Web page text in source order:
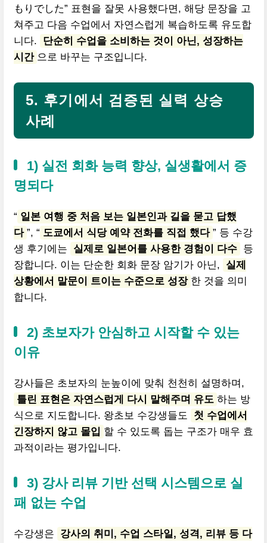
もりでした” 표현을 잘못 사용했다면, 해당 문장을 고
쳐주고 다음 수업에서 자연스럽게 복습하도록 유도합
니다.
단순히 수업을 소비하는 것이 아닌, 성장하는
시간 으로 바꾸는 구조입니다.
5. 후기에서 검증된 실력 상승
사례
1) 실전 회화 능력 향상, 실생활에서 증
명되다
“ 일본 여행 중 처음 보는 일본인과 길을 묻고 답했
다 ”, “ 도쿄에서 식당 예약 전화를 직접 했다 ” 등 수강
생 후기에는
실제로 일본어를 사용한 경험이 다수 등
장합니다. 이는 단순한 회화 문장 암기가 아닌,
실제
상황에서 말문이 트이는 수준으로 성장 한 것을 의미
합니다.
2) 초보자가 안심하고 시작할 수 있는
이유
강사들은 초보자의 눈높이에 맞춰 천천히 설명하며,
틀린 표현은 자연스럽게 다시 말해주며 유도 하는 방
식으로 지도합니다. 왕초보 수강생들도
첫 수업에서
긴장하지 않고 몰입 할 수 있도록 돕는 구조가 매우 효
과적이라는 평가입니다.
3) 강사 리뷰 기반 선택 시스템으로 실
패 없는 수업
수강생은
강사의 취미, 수업 스타일, 성격, 리뷰 등 다